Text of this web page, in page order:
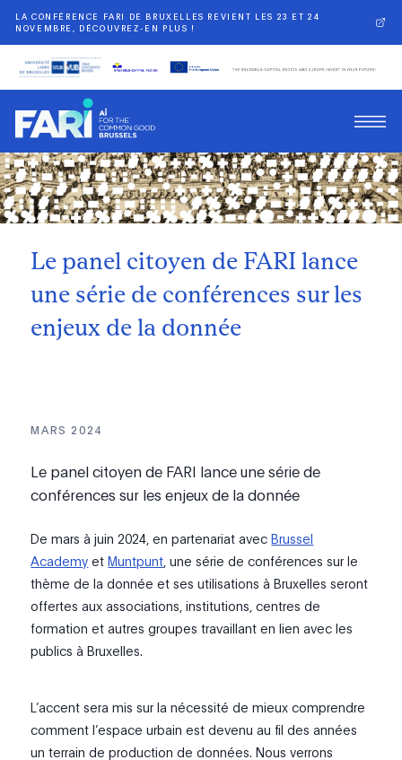
LA CONFÉRENCE FARI DE BRUXELLES REVIENT LES 23 ET 24
NOVEMBRE, DÉCOUVREZ-EN PLUS !
Retour
Le panel citoyen de FARI lance
une série de conférences sur les
enjeux de la donnée
MARS 2024
Le panel citoyen de FARI lance une série de
conférences sur les enjeux de la donnée
De mars à juin 2024, en partenariat avecBrussel
Academy etMuntpunt, une série de conférences sur le
thème de la donnée et ses utilisations à Bruxelles seront
offertes aux associations, institutions, centres de
formation et autres groupes travaillant en lien avec les
publics à Bruxelles.
L’accent sera mis sur la nécessité de mieux comprendre
comment l’espace urbain est devenu au fil des années
un terrain de production de données. Nous verrons